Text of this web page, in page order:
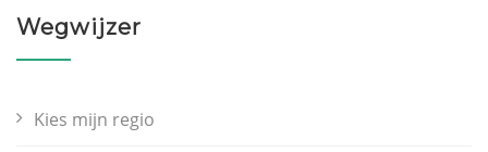
Wegwijzer
Kies mijn regio